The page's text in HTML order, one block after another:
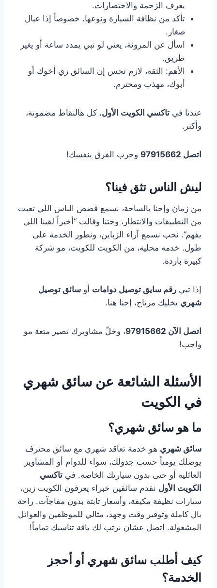
يعرف الزحمة والاختصارات.
تأكد من نظافة السيارة ونوعها، خصوصاً إذا عيال
صغار.
اسأل عن المرونة، يعني لو تبي يمدد ساعة أو يغير
طريق.
الأهم: الثقة، لازم تحس إن السائق زي أخوك أو
أبوك، مهذب ومحترم.
عندنا في تاكسي الكويت الأول، كل هالنقاط مضمونة،
وأكثر.
اتصل 97915662 وجرب الفرق بنفسك!
ليش الناس تثق فينا؟
من زمان وإحنا بالساحة، نسمع قصص الناس اللي تعبت
من التطبيقات والانتظار، وجتنا وقالت “أخيراً لقينا اللي
يفهم”. نحب نسمع آراء الزباين، ونطور الخدمة على
طول. خدمة محلية، من الكويت للكويت، مو شركة
كبيرة باردة.
إذا تبي رقم سايق توصيل دوامات أو سائق توصيل
شهري يخليك مرتاح، إحنا هنا.
اتصل الآن 97915662
، وخلّ مشاويرك تصير متعة مو
واجب!
الأسئلة الشائعة عن سائق شهري
في الكويت
ما هو سائق شهري؟
سائق شهري هو خدمة تعاقد شهري مع سائق محترف
يوصلك يومياً حسب جدولك، سواء للدوام أو المشاوير
العائلية أو حتى بدون سيارتك الخاصة. في تاكسي
الكويت الأول نقدم سائقين خبراء يعرفون الكويت زين،
سيارات نظيفة مكيفة، وأسعار ثابتة بدون مفاجآت. راحة
بال كاملة وتوفير وقت وجهد، مثالي للموظفين والعوائل
المشغولة. اتصل عشان نرتب لك باقة تناسبك تماماً!
كيف أطلب سائق شهري أو أحجز
الخدمة؟